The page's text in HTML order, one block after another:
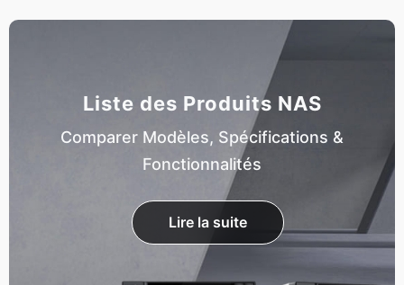
Liste des Produits NAS
Comparer Modèles, Spécifications &
Fonctionnalités
Lire la suite